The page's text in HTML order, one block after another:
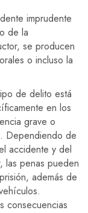
imprudente
de la
se producen
o incluso la
de delito está
en los
grave o
Dependiendo de
accidente y del
las penas pueden
además de
consecuencias